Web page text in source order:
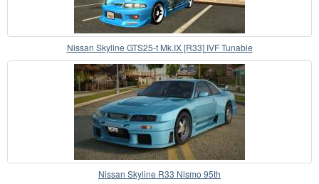
Nissan Skyline GTS25-t Mk.IX [R33] IVF Tunable
Nissan Skyline R33 Nismo 95th